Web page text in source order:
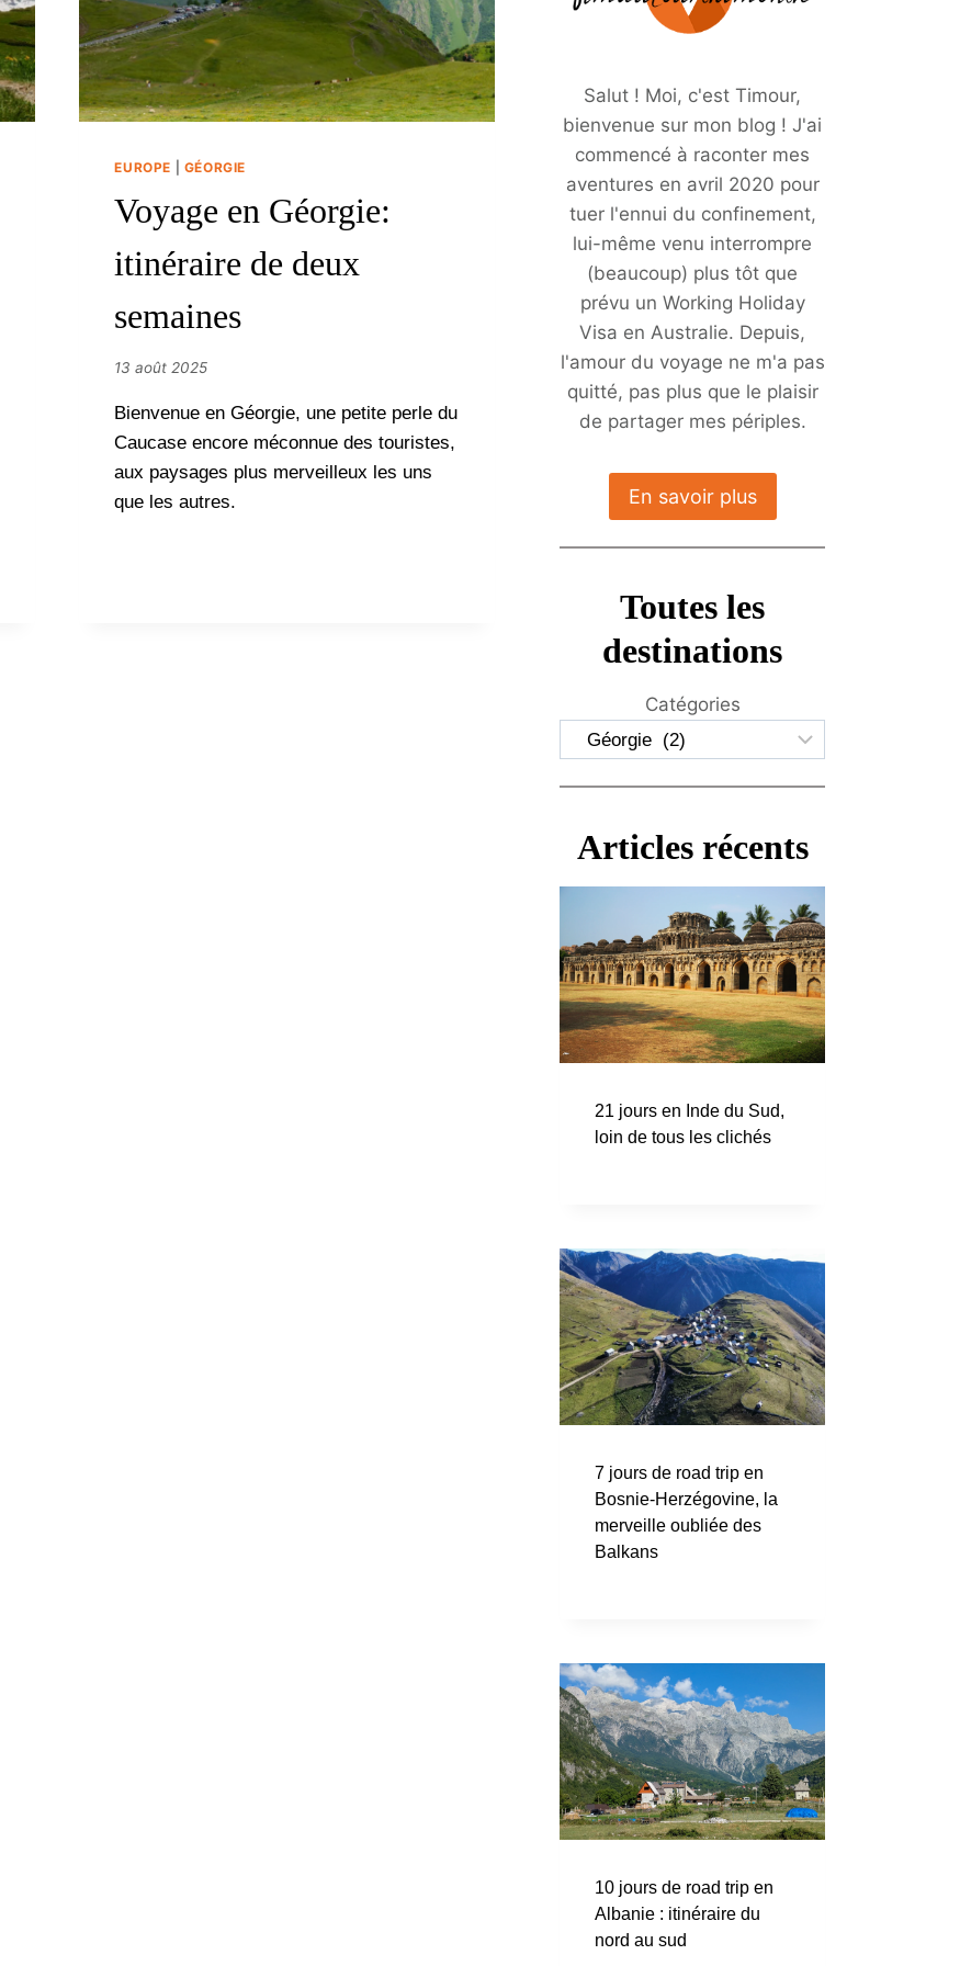
EUROPE GÉORGIE
Voyage en Géorgie:
itinéraire de deux
semaines
13 août 2025
Bienvenue en Géorgie, une petite perle du
Caucase encore méconnue des touristes,
aux paysages plus merveilleux les uns
que les autres.
Salut ! Moi, c'est Timour,
bienvenue sur mon blog ! J'ai
commencé à raconter mes
aventures en avril 2020 pour
tuer l'ennui du confinement,
lui-même venu interrompre
(beaucoup) plus tôt que
prévu un Working Holiday
Visa en Australie. Depuis,
l'amour du voyage ne m'a pas
quitté, pas plus que le plaisir
de partager mes périples.
En savoir plus
Toutes les
destinations
Catégories
Articles récents
21 jours en Inde du Sud,
loin de tous les clichés
7 jours de road trip en
Bosnie-Herzégovine, la
merveille oubliée des
Balkans
10 jours de road trip en
Albanie : itinéraire du
nord au sud